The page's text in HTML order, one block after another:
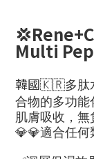
Multi
韓國🇰🇷多肽
合物的多功能
肌膚吸收，無
💎💎適合任何